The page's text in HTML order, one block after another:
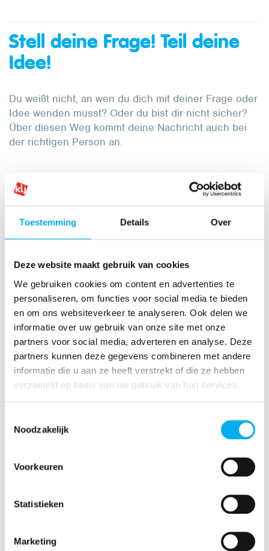
Toestemming Details Over
Deze website maakt gebruik van cookies
We gebruiken cookies om content en advertenties te
personaliseren, om functies voor social media te bieden
en om ons websiteverkeer te analyseren. Ook delen we
informatie over uw gebruik van onze site met onze
partners voor social media, adverteren en analyse. Deze
partners kunnen deze gegevens combineren met andere
informatie die u aan ze heeft verstrekt of die ze hebben
verzameld op basis van uw gebruik van hun services.
Noodzakelijk
Voorkeuren
Statistieken
Marketing
Stell deine Frage! Teil deine
Idee!
Du weißt nicht, an wen du dich mit deiner Frage oder
Idee wenden musst? Oder du bist dir nicht sicher?
Über diesen Weg kommt deine Nachricht auch bei
der richtigen Person an.
Unsere Adressen
KLJ Büro Eupen
Kirchgasse 4 - 4700 Eupen
Nationaal secretariaat
KLJ & Groene Kring vzw
Diestsevest 32 bus 3B - 3000 Leuven
016 47 99 99 -
info@klj.be
BTW-nummer: BE 0408.659.020
09 381 09 01
Sint-Jobstraat 25 - 2200 Herentals